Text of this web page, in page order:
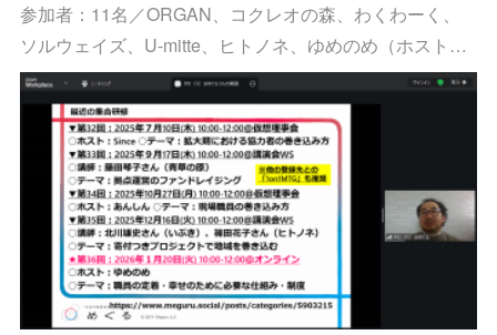
参加者：11名／ORGAN、コクレオの森、わくわーく、
ソルウェイズ、U-mitte、ヒトノネ、ゆめのめ（ホスト…